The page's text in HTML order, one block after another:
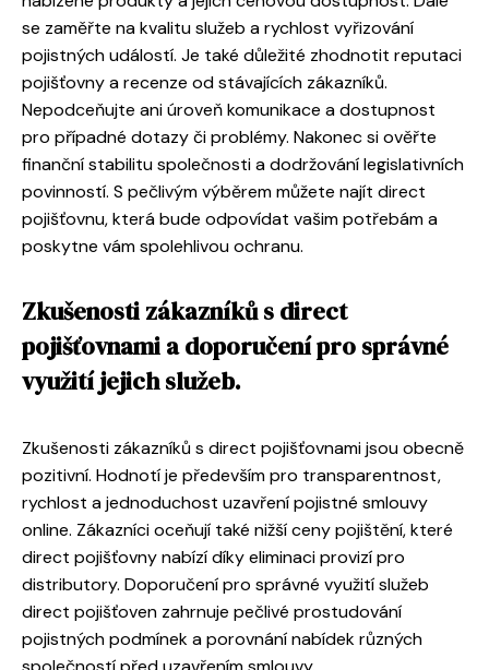
se zaměřte na kvalitu služeb a rychlost vyřizování
pojistných událostí. Je také důležité zhodnotit reputaci
pojišťovny a recenze od stávajících zákazníků.
Nepodceňujte ani úroveň komunikace a dostupnost
pro případné dotazy či problémy. Nakonec si ověřte
finanční stabilitu společnosti a dodržování legislativních
povinností. S pečlivým výběrem můžete najít direct
pojišťovnu, která bude odpovídat vašim potřebám a
poskytne vám spolehlivou ochranu.
Zkušenosti zákazníků s direct
pojišťovnami a doporučení pro správné
využití jejich služeb.
Zkušenosti zákazníků s direct pojišťovnami jsou obecně
pozitivní. Hodnotí je především pro transparentnost,
rychlost a jednoduchost uzavření pojistné smlouvy
online. Zákazníci oceňují také nižší ceny pojištění, které
direct pojišťovny nabízí díky eliminaci provizí pro
distributory. Doporučení pro správné využití služeb
direct pojišťoven zahrnuje pečlivé prostudování
pojistných podmínek a porovnání nabídek různých